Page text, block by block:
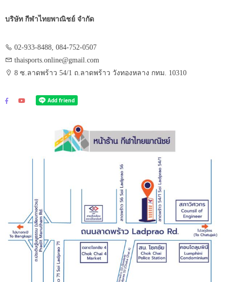
บริษัท กีฬาไทยพาณิชย์ จำกัด
02-933-8488, 084-752-0507
thaisports.online@gmail.com
8 ซ.ลาดพร้าว 54/1 ถ.ลาดพร้าว วังทองหลาง กทม. 10310